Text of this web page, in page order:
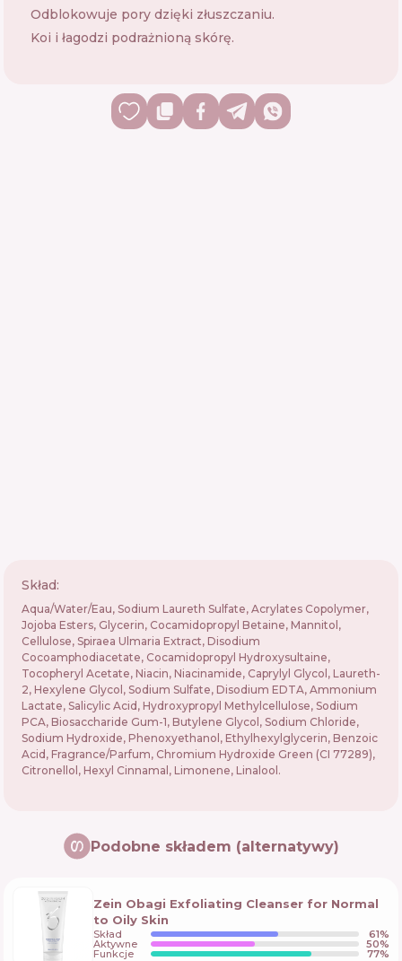
Odblokowuje pory dzięki złuszczaniu.
Koi i łagodzi podrażnioną skórę.
Skład:
Aqua/Water/Eau, Sodium Laureth Sulfate, Acrylates Copolymer,
Jojoba Esters, Glycerin, Cocamidopropyl Betaine, Mannitol,
Cellulose, Spiraea Ulmaria Extract, Disodium
Cocoamphodiacetate, Cocamidopropyl Hydroxysultaine,
Tocopheryl Acetate, Niacin, Niacinamide, Caprylyl Glycol, Laureth-
2, Hexylene Glycol, Sodium Sulfate, Disodium EDTA, Ammonium
Lactate, Salicylic Acid, Hydroxypropyl Methylcellulose, Sodium
PCA, Biosaccharide Gum-1, Butylene Glycol, Sodium Chloride,
Sodium Hydroxide, Phenoxyethanol, Ethylhexylglycerin, Benzoic
Acid, Fragrance/Parfum, Chromium Hydroxide Green (CI 77289),
Citronellol, Hexyl Cinnamal, Limonene, Linalool.
Podobne składem (alternatywy)
Zein Obagi Exfoliating Cleanser for Normal
to Oily Skin
Skład 61%
Aktywne 50%
Funkcje 77%